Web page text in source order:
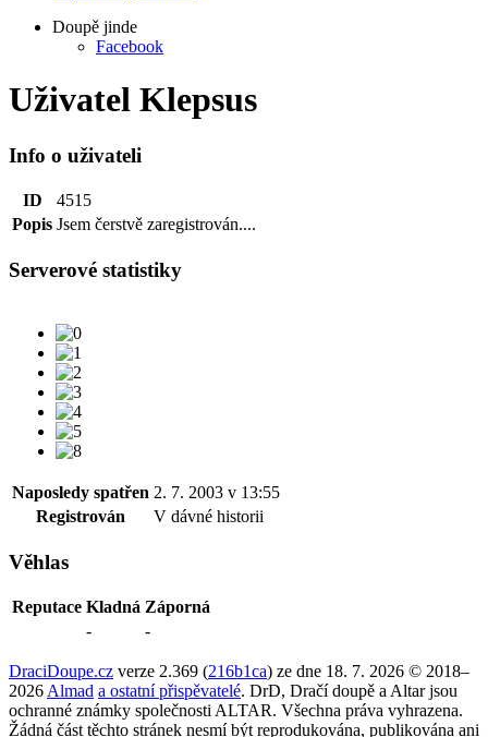
Doupě jinde
Facebook
Uživatel Klepsus
Info o uživateli
ID
4515
Popis Jsem čerstvě zaregistrován....
Serverové statistiky
Naposledy spatřen 2. 7. 2003 v 13:55
Registrován
V dávné historii
Věhlas
Reputace Kladná Záporná
-
-
DraciDoupe.cz verze 2.369 (216b1ca) ze dne 18. 7. 2026 © 2018–
2026 Almad a ostatní přispěvatelé. DrD, Dračí doupě a Altar jsou
ochranné známky společnosti ALTAR. Všechna práva vyhrazena.
Žádná část těchto stránek nesmí být reprodukována, publikována ani